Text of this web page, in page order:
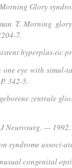
Morning Glory
T. Morning
7.
hyperplas-
one eye with
342-5.
zentrale
J Neurosurg. —
syndrome
congenital